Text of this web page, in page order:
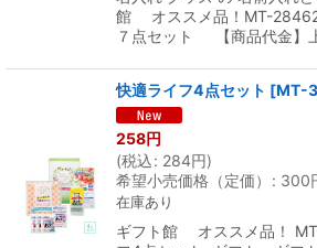
館 オススメ品！MT-28462
７点セット 【商品代金】
快適ライフ4点セット [MT-
258円
(税込: 284円)
希望小売価格（定価）
: 300
在庫あり
ギフト館 オススメ品！